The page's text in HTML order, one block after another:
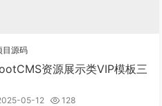
目源码
资源展示类VIP模板三
05-12 128